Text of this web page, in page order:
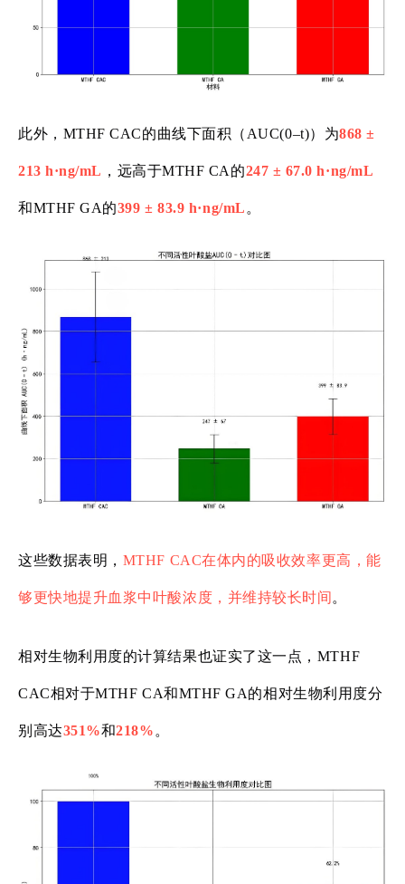
此外，MTHF CAC的曲线下面积（AUC(0–t)）为868 ±
213 h·ng/mL ，远高于MTHF CA的247 ± 67.0 h·ng/mL
和MTHF GA的399 ± 83.9 h·ng/mL 。
这些数据表明， MTHF CAC在体内的吸收效率更高，能
够更快地提升血浆中叶酸浓度，并维持较长时间 。
相对生物利用度的计算结果也证实了这一点，MTHF
CAC相对于MTHF CA和MTHF GA的相对生物利用度分
别高达351%和218% 。